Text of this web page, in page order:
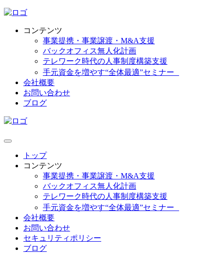
コンテンツ
事業提携・事業譲渡・M&A支援
バックオフィス無人化計画
テレワーク時代の人事制度構築支援
手元資金を増やす“全体最適”セミナー
会社概要
お問い合わせ
ブログ
トップ
コンテンツ
事業提携・事業譲渡・M&A支援
バックオフィス無人化計画
テレワーク時代の人事制度構築支援
手元資金を増やす“全体最適”セミナー
会社概要
お問い合わせ
セキュリティポリシー
ブログ